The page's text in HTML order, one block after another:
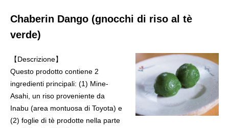
Chaberin Dango (gnocchi di riso al tè
verde)
【Descrizione】
Questo prodotto contiene 2
ingredienti principali: (1) Mine-
Asahi, un riso proveniente da
Inabu (area montuosa di Toyota) e
(2) foglie di tè prodotte nella parte